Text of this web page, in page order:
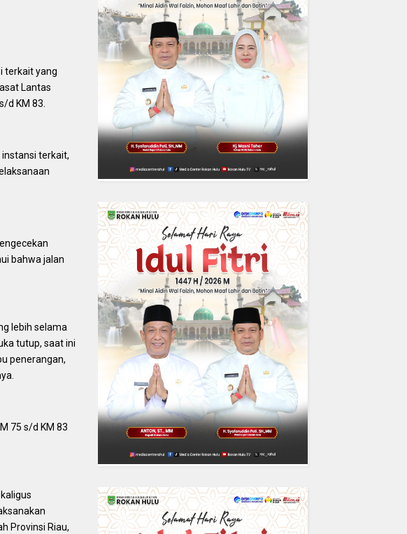
terkait yang
Lantas
d KM 83.
terkait,
bahwa jalan
lebih selama
tutup, saat ini
penerangan,
75 s/d KM 83
Provinsi Riau,